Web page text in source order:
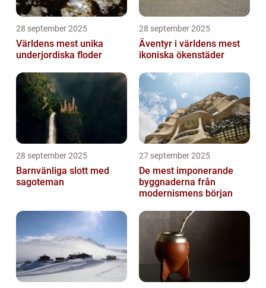
28 september 2025
Världens mest unika
underjordiska floder
28 september 2025
Äventyr i världens mest
ikoniska ökenstäder
28 september 2025
Barnvänliga slott med
sagoteman
27 september 2025
De mest imponerande
byggnaderna från
modernismens början